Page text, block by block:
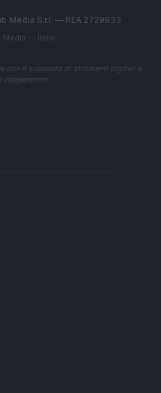
Media S.r.l. — REA 2729933
Media — Italia
con il supporto di strumenti digitali e
indipendenti.